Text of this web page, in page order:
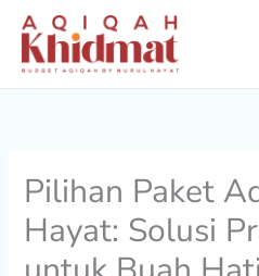
Lewati
konten
Pilihan Paket
Hayat: Solusi